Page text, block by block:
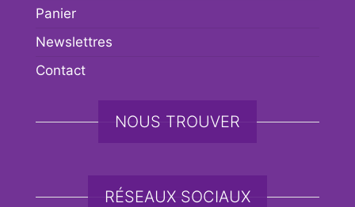
Panier
Newslettres
Contact
NOUS TROUVER
RÉSEAUX SOCIAUX